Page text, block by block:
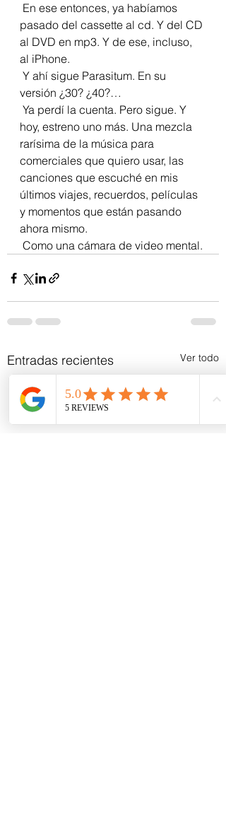
pasado del cassette al cd. Y del CD
al DVD en mp3. Y de ese, incluso,
al iPhone.
versión ¿30? ¿40?…
hoy, estreno uno más. Una mezcla
rarísima de la música para
comerciales que quiero usar, las
canciones que escuché en mis
últimos viajes, recuerdos, películas
y momentos que están pasando
ahora mismo.
Como una cámara de video mental.
Entradas recientes Ver todo